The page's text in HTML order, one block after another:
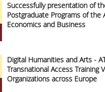
Successfully presentation of
Postgraduate Programs of the
Economics and Business
Digital Humanities and Arts -
Transnational Access Training
Organizations across Europe